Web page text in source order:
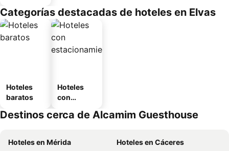
Categorías destacadas de hoteles en Elvas
Hoteles
baratos
Hoteles
con
miento
Destinos cerca de Alcamim Guesthouse
Hoteles en Mérida
Hoteles en Cáceres